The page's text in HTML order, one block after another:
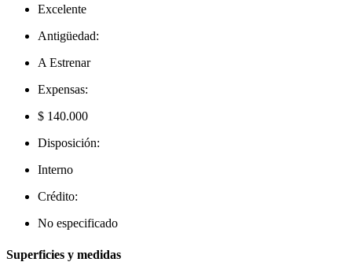
Excelente
Antigüedad:
A Estrenar
Expensas:
$ 140.000
Disposición:
Interno
Crédito:
No especificado
Superficies y medidas